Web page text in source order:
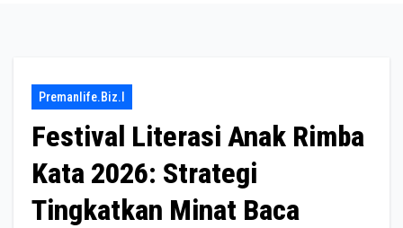
Premanlife.biz.i
Festival Literasi Anak Rimba
Kata 2026: Strategi
Tingkatkan Minat Baca